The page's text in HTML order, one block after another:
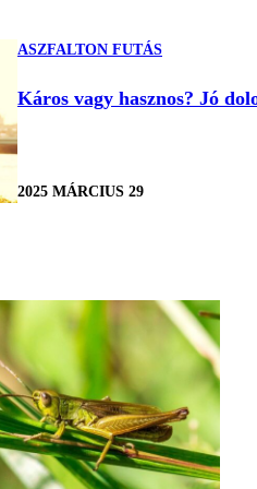
ASZFALTON FUTÁS
Káros vagy hasznos? Jó
2025 MÁRCIUS 29